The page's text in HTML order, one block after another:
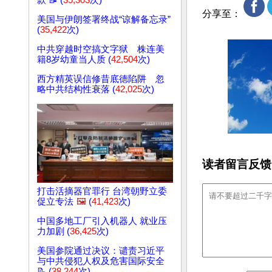
美国与伊朗签署终战“谅解备忘录”
(35,422次)
中共穿越时空搞文字狱 株连美
籍8岁幼童当人质 (42,504次)
西方精英误信修昔底德陷阱 忽
略中共结构性衰落 (42,025次)
打击活摘器官罪行 台湾朝野立委
促立专法 🖼️ (41,423次)
中国多地工厂引入机器人 就业压
力加剧 (36,425次)
美国参院通过决议：谴责习近平
与中共侵犯人权及危害国际安全
分享至：
读者留言反